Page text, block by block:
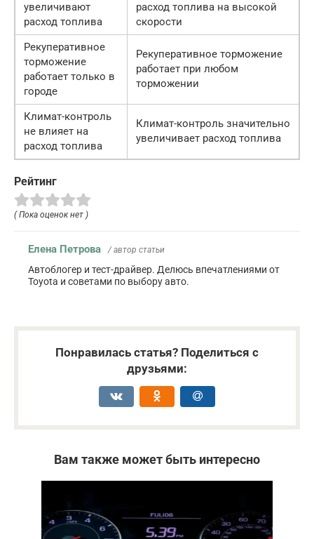
увеличивают
расход топлива
расход топлива на высокой
скорости
Рекуперативное
торможение
работает только в
городе
Рекуперативное торможение
работает при любом
торможении
Климат-контроль
не влияет на
расход топлива
Климат-контроль значительно
увеличивает расход топлива
Рейтинг
( Пока оценок нет )
Елена Петрова / автор статьи
Автоблогер и тест-драйвер. Делюсь впечатлениями от
Toyota и советами по выбору авто.
Понравилась статья? Поделиться с
друзьями:
Вам также может быть интересно